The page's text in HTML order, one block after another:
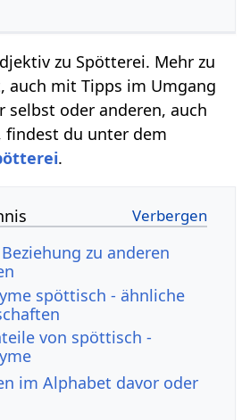
zu Spötterei. Mehr zu
auch mit Tipps im Umgang
oder anderen, auch
findest du unter dem
.
zu anderen
spöttisch - ähnliche
von spöttisch -
im Alphabet davor oder